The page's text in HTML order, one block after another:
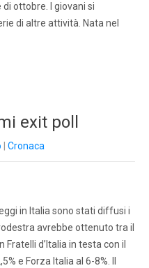
ottobre. I giovani si
di altre attività. Nata nel
exit poll
Cronaca
in Italia sono stati diffusi i
avrebbe ottenuto tra il
Fratelli d’Italia in testa con il
e Forza Italia al 6-8%. Il